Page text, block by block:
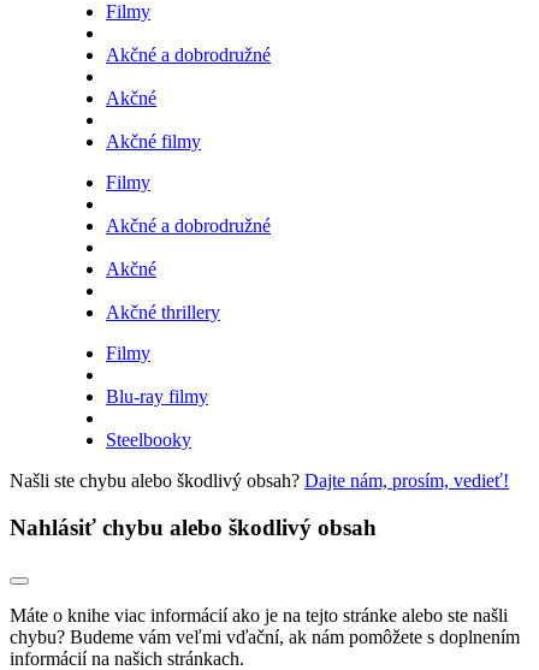
Filmy
Akčné a dobrodružné
Akčné
Akčné filmy
Filmy
Akčné a dobrodružné
Akčné
Akčné thrillery
Filmy
Blu-ray filmy
Steelbooky
Našli ste chybu alebo škodlivý obsah? Dajte nám, prosím, vedieť!
Nahlásiť chybu alebo škodlivý obsah
Máte o knihe viac informácií ako je na tejto stránke alebo ste našli
chybu? Budeme vám veľmi vďační, ak nám pomôžete s doplnením
informácií na našich stránkach.